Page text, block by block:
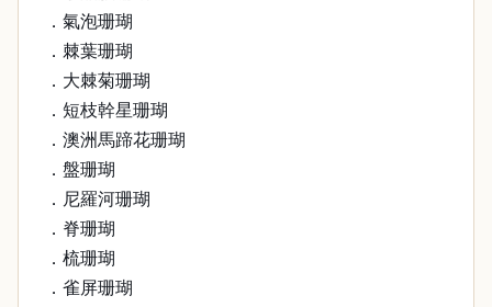
．氣泡珊瑚
．棘葉珊瑚
．大棘菊珊瑚
．短枝幹星珊瑚
．澳洲馬蹄花珊瑚
．盤珊瑚
．尼羅河珊瑚
．脊珊瑚
．梳珊瑚
．雀屏珊瑚